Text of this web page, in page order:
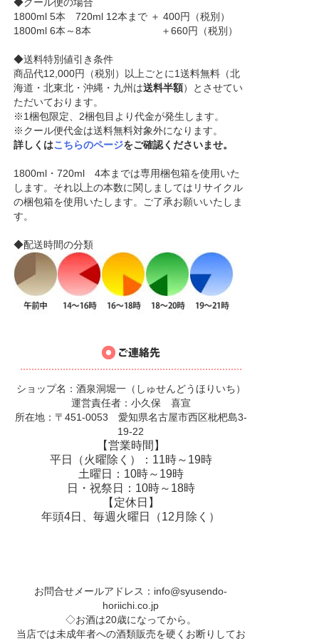
1800ml 5本 720ml 12本まで ＋ 400円（税別）
1800ml 6本～8本 ＋660円（税別）
◆送料特別値引き条件
商品代12,000円（税別）以上ごとに1送料無料（北
海道・北東北・沖縄・九州は送料半額）とさせてい
ただいております。
※1梱包限定、2梱包目より代金が発生します。
※クール便代金は送料無料対象外になります。
詳しくはこちらのページをご確認くださいませ。
1800ml・720ml 4本までは専用梱包箱を使用いた
します。それ以上の本数に関しましてはリサイクル
の梱包箱を使用いたします。ご了承お願いいたしま
す。
◆配送時間の分類
ショップ名：酒泉洞堀一（しゅせんどうほりいち）
運営責任者：小久保 喜宣
所在地：〒451-0053 愛知県名古屋市西区枇杷島3-
19-22
【営業時間】
平日（火曜除く）：11時～19時
土曜日：10時～19時
日・祝祭日：10時～18時
【定休日】
年頭4日、毎週火曜日（12月除く）
お問合せメールアドレス： info@syusendo-
horiichi.co.jp
◇お酒は20歳になってから。
当店では未成年者への酒類販売を硬くお断りしてお